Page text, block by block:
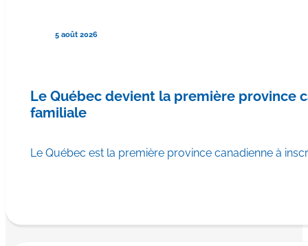
5 août 2026
Le Québec devient la première province
familiale
Le Québec est la première province canadienne à